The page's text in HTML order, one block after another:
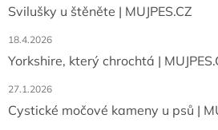
Svilušky u štěněte | MUJPES.CZ
18.4.2026
Yorkshire, který chrochtá |
27.1.2026
Cystické močové kameny u psů |